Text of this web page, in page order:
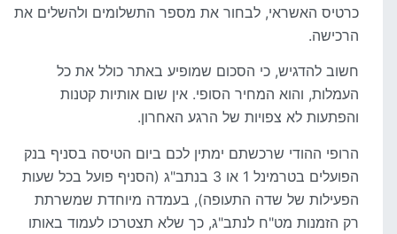
כרטיס האשראי, לבחור את מספר התשלומים ולהשלים את
הרכישה.
חשוב להדגיש, כי הסכום שמופיע באתר כולל את כל
העמלות, והוא המחיר הסופי. אין שום אותיות קטנות
והפתעות לא צפויות של הרגע האחרון.
הרופי ההודי שרכשתם ימתין לכם ביום הטיסה בסניף בנק
הפועלים בטרמינל 1 או 3 בנתב"ג (הסניף פועל בכל שעות
הפעילות של שדה התעופה), בעמדה מיוחדת שמשרתת
רק הזמנות מט"ח לנתב"ג, כך שלא תצטרכו לעמוד באותו